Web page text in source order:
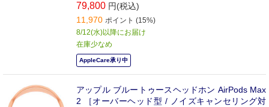
79,800 円(税込)
11,970 ポイント (15%)
8/12(水)以降にお届け
在庫少なめ
AppleCare承り中
アップル ブルートゥースヘッドホン AirPods Max
2 ［オーバーヘッド型 / ノイズキャンセリング対